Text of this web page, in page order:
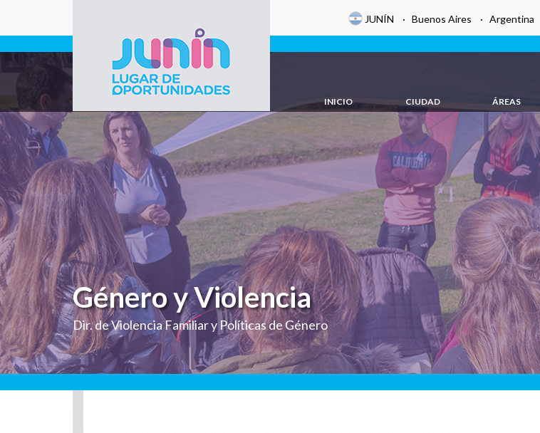
Gobierno de
Junín
JUNÍN · Buenos Aires · Argentina
INICIO CIUDAD ÁREAS
Género y Violencia
Dir. de Violencia Familiar y Políticas de Género